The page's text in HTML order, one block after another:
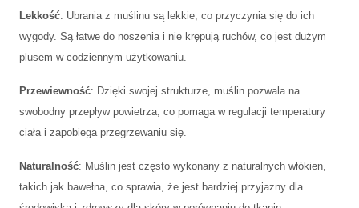
Lekkość: Ubrania z muślinu są lekkie, co przyczynia się do ich
wygody. Są łatwe do noszenia i nie krępują ruchów, co jest dużym
plusem w codziennym użytkowaniu.
Przewiewność: Dzięki swojej strukturze, muślin pozwala na
swobodny przepływ powietrza, co pomaga w regulacji temperatury
ciała i zapobiega przegrzewaniu się.
Naturalność: Muślin jest często wykonany z naturalnych włókien,
takich jak bawełna, co sprawia, że jest bardziej przyjazny dla